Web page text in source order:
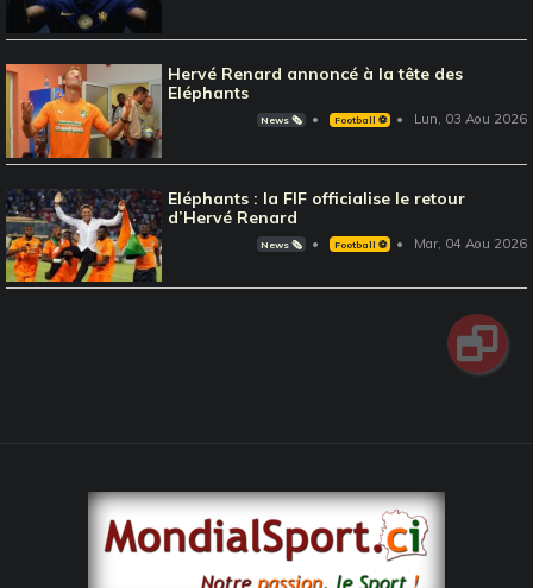
Hervé Renard annoncé à la tête des
Eléphants
News 🗞️ Football ⚽️ Lun, 03 Aou 2026
Eléphants : la FIF officialise le retour
d’Hervé Renard
News 🗞️ Football ⚽️ Mar, 04 Aou 2026